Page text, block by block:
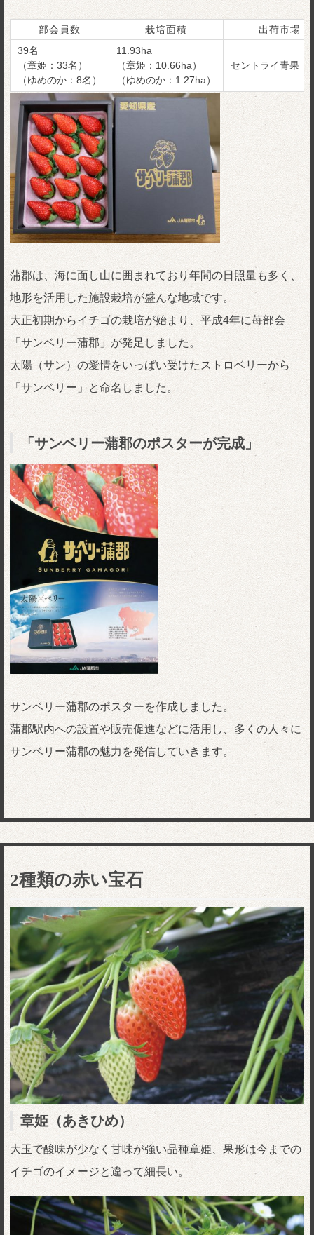
部会員数 栽培面積 出荷市場
39名
（章姫：33名）
（ゆめのか：8名）
11.93ha
（章姫：10.66ha）
（ゆめのか：1.27ha）
セントライ青果（
蒲郡は、海に面し山に囲まれており年間の日照量も多く、
地形を活用した施設栽培が盛んな地域です。
大正初期からイチゴの栽培が始まり、平成4年に苺部会
「サンベリー蒲郡」が発足しました。
太陽（サン）の愛情をいっぱい受けたストロベリーから
「サンベリー」と命名しました。
「サンベリー蒲郡のポスターが完成」
サンベリー蒲郡のポスターを作成しました。
蒲郡駅内への設置や販売促進などに活用し、多くの人々に
サンベリー蒲郡の魅力を発信していきます。
2種類の赤い宝石
章姫（あきひめ）
大玉で酸味が少なく甘味が強い品種章姫、果形は今までの
イチゴのイメージと違って細長い。